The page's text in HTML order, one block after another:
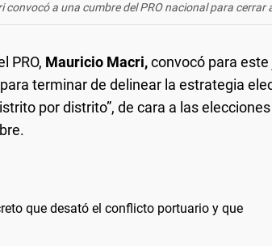
convocó a una cumbre del PRO nacional para cerrar
PRO, Mauricio Macri,convocó para este
terminar de delinear la estrategia
por distrito”, de cara a las
que desató el conflicto portuario y que